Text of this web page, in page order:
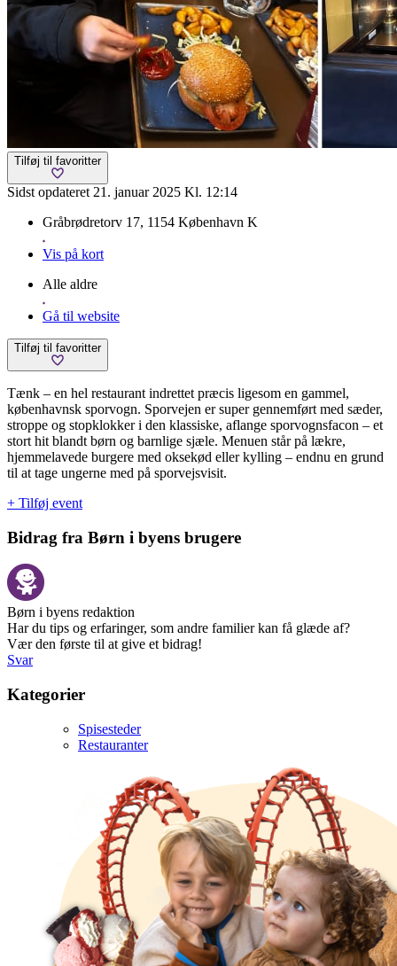
Tilføj til favoritter
Sidst opdateret 21. januar 2025 Kl. 12:14
Gråbrødretorv 17, 1154 København K
Vis på kort
Alle aldre
Gå til website
Tilføj til favoritter
Tænk – en hel restaurant indrettet præcis ligesom en gammel,
københavnsk sporvogn. Sporvejen er super gennemført med sæder,
stroppe og stopklokker i den klassiske, aflange sporvognsfacon – et
stort hit blandt børn og barnlige sjæle. Menuen står på lækre,
hjemmelavede burgere med oksekød eller kylling – endnu en grund
til at tage ungerne med på sporvejsvisit.
+ Tilføj event
Bidrag fra Børn i byens brugere
Børn i byens redaktion
Har du tips og erfaringer, som andre familier kan få glæde af?
Vær den første til at give et bidrag!
Svar
Kategorier
Spisesteder
Restauranter